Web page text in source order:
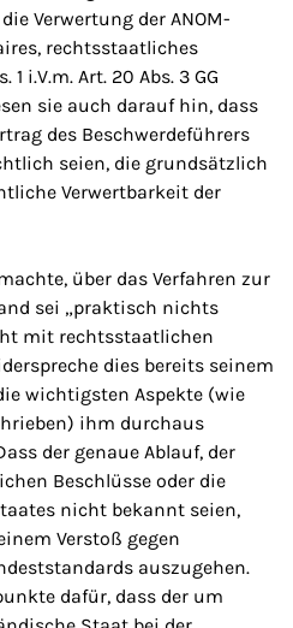
Verwertung der ANOM-
rechtsstaatliches
i.V.m. Art. 20 Abs. 3 GG
sie auch darauf hin, dass
des Beschwerdeführers
seien, die grundsätzlich
Verwertbarkeit der
über das Verfahren zur
sei „praktisch nichts
mit rechtsstaatlichen
dies bereits seinem
wichtigsten Aspekte (wie
ihm durchaus
der genaue Ablauf, der
Beschlüsse oder die
nicht bekannt seien,
Verstoß gegen
auszugehen.
dafür, dass der um